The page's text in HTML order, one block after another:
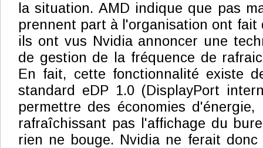
la situation. AMD indique que pas
prennent part à l'organisation ont fait
ils ont vus Nvidia annoncer une
de gestion de la fréquence de
En fait, cette fonctionnalité existe
standard eDP 1.0 (DisplayPort
permettre des économies
rafraîchissant pas l'affichage du
rien ne bouge. Nvidia ne ferait